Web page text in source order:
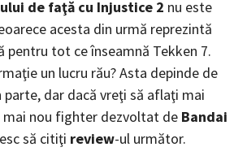
de faţă cu Injustice 2 nu este
acesta din urmă reprezintă
pentru tot ce înseamnă Tekken 7.
un lucru rău? Asta depinde de
dar dacă vreţi să aflaţi mai
mai nou fighter dezvoltat de Bandai
să citiţi review-ul următor.